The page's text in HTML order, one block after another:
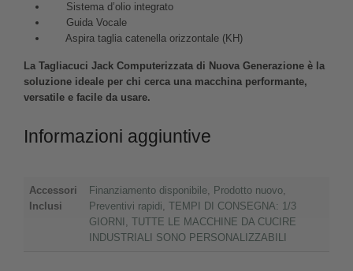
Sistema d’olio integrato
Guida Vocale
Aspira taglia catenella orizzontale (KH)
La Tagliacuci Jack Computerizzata di Nuova Generazione è la
soluzione ideale per chi cerca una macchina performante,
versatile e facile da usare.
Informazioni aggiuntive
Accessori
Inclusi
Finanziamento disponibile Prodotto nuovo
Preventivi rapidi ,TEMPI DI CONSEGNA: 1/3
GIORNI
,TUTTE LE MACCHINE DA CUCIRE
INDUSTRIALI SONO PERSONALIZZABILI